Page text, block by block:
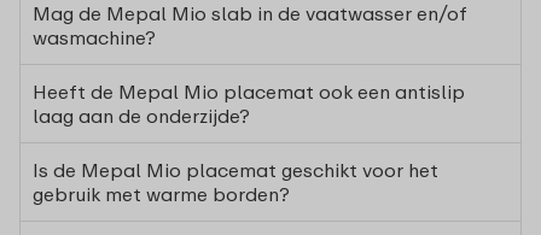
Mag de Mepal Mio slab in de vaatwasser en/of
wasmachine?
Heeft de Mepal Mio placemat ook een antislip
laag aan de onderzijde?
Is de Mepal Mio placemat geschikt voor het
gebruik met warme borden?